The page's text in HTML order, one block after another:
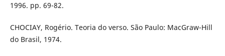
1996. pp. 69-82.
CHOCIAY, Rogério. Teoria do verso. São Paulo: MacGraw-Hill
do Brasil, 1974.